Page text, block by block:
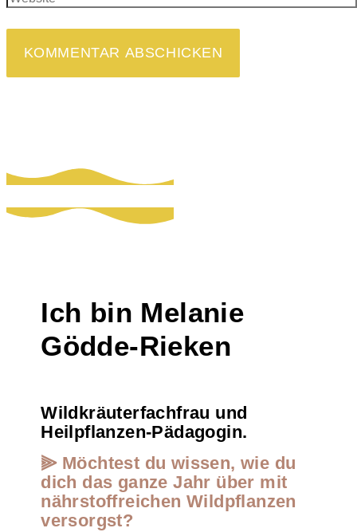
Ich bin Melanie
Gödde-Rieken
Wildkräuterfachfrau und
Heilpflanzen-Pädagogin.
⫸ Möchtest du wissen, wie du
dich das ganze Jahr über mit
nährstoffreichen Wildpflanzen
versorgst?